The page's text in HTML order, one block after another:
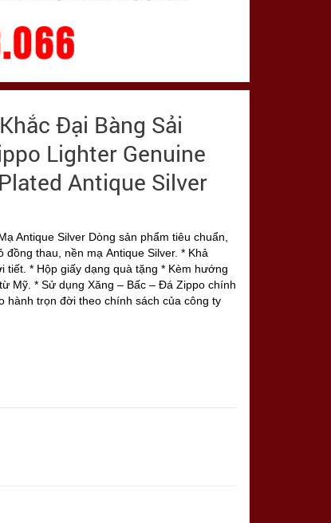
Đại Bàng Sải
Lighter Genuine
Antique Silver
Antique Silver Dòng sản phẩm tiêu chuẩn,
thau, nền mạ Antique Silver. * Khả
tiết. * Hộp giấy dạng quà tặng * Kèm hướng
Mỹ. * Sử dụng Xăng – Bấc – Đá Zippo chính
hành trọn đời theo chính sách của công ty